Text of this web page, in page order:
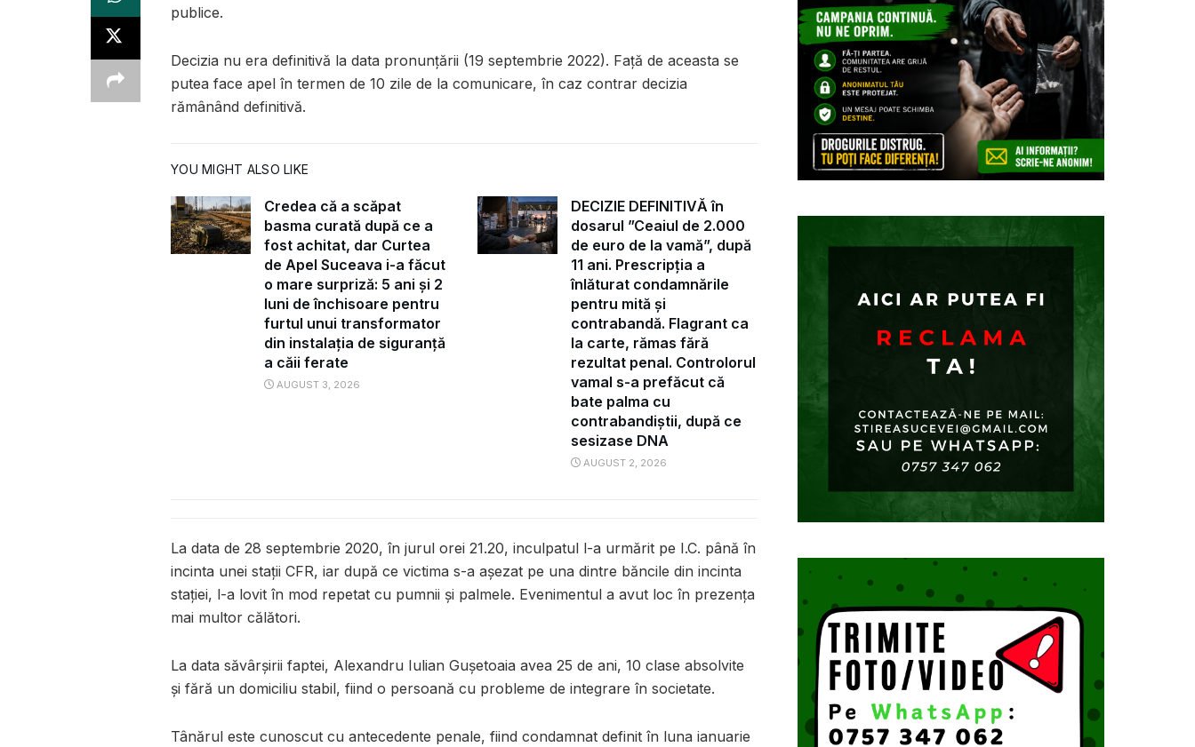
publice.
Decizia nu era definitivă la data pronunțării (19 septembrie 2022). Față de aceasta se
putea face apel în termen de 10 zile de la comunicare, în caz contrar decizia
rămânând definitivă.
YOU MIGHT ALSO LIKE
Credea că a scăpat
basma curată după ce a
fost achitat, dar Curtea
de Apel Suceava i-a făcut
o mare surpriză: 5 ani și 2
luni de închisoare pentru
furtul unui transformator
din instalația de siguranță
a căii ferate
AUGUST 3, 2026
DECIZIE DEFINITIVĂ în
dosarul ”Ceaiul de 2.000
de euro de la vamă”, după
11 ani. Prescripția a
înlăturat condamnările
pentru mită și
contrabandă. Flagrant ca
la carte, rămas fără
rezultat penal. Controlorul
vamal s-a prefăcut că
bate palma cu
contrabandiștii, după ce
sesizase DNA
AUGUST 2, 2026
La data de 28 septembrie 2020, în jurul orei 21.20, inculpatul l-a urmărit pe I.C. până în
incinta unei stații CFR, iar după ce victima s-a așezat pe una dintre băncile din incinta
stației, l-a lovit în mod repetat cu pumnii și palmele. Evenimentul a avut loc în prezența
mai multor călători.
La data săvârșirii faptei, Alexandru Iulian Gușetoaia avea 25 de ani, 10 clase absolvite
și fără un domiciliu stabil, fiind o persoană cu probleme de integrare în societate.
Tânărul este cunoscut cu antecedente penale, fiind condamnat definit în luna ianuarie